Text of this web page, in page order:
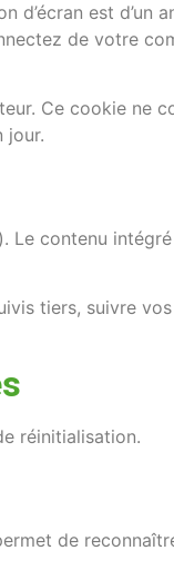
d’écran est d’un
de votre
Ce cookie ne
jour.
contenu intégré
tiers, suivre
réinitialisation.
de